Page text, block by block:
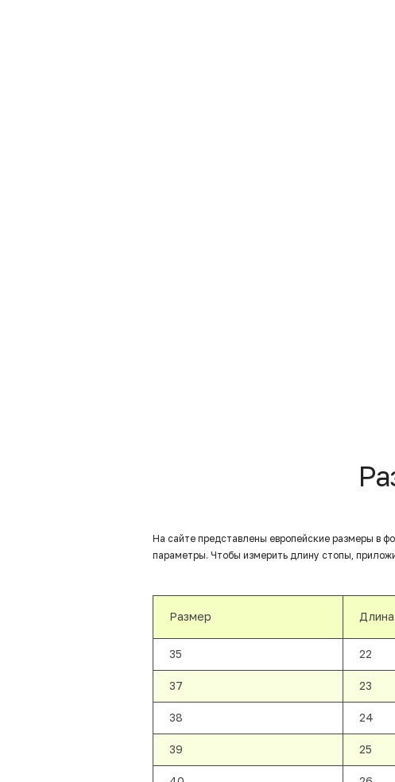
На сайте представлены европейские размеры в
параметры. Чтобы измерить длину стопы,
Размер
35 22
37 23
38 24
39 25